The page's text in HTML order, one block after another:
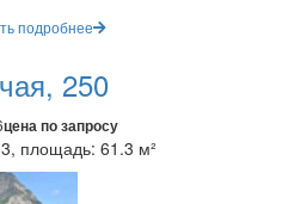
подробнее
250
цена по запросу
площадь: 61.3 м²